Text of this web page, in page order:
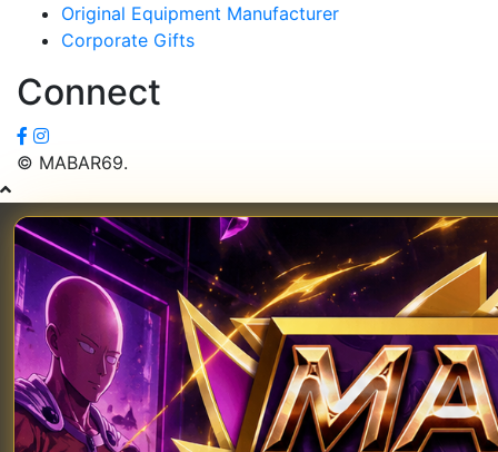
Original Equipment Manufacturer
Corporate Gifts
Connect
© MABAR69.